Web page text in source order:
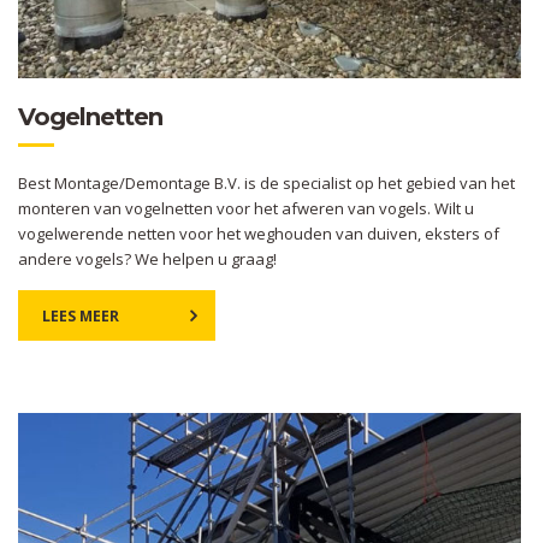
Vogelnetten
Best Montage/Demontage B.V. is de specialist op het gebied van het
monteren van vogelnetten voor het afweren van vogels. Wilt u
vogelwerende netten voor het weghouden van duiven, eksters of
andere vogels? We helpen u graag!
LEES MEER